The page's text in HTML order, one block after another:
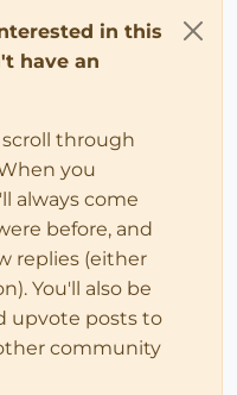
in this
have an
through
you
always come
before, and
replies (either
You'll also be
upvote posts to
community